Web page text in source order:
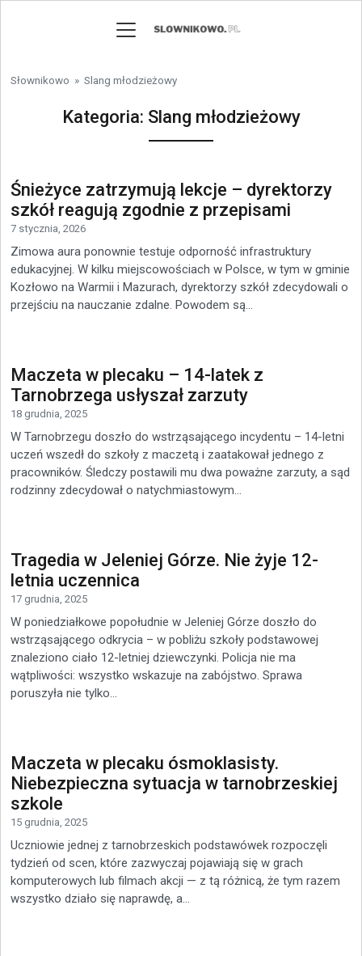
Słownikowo » Slang młodzieżowy
Kategoria: Slang młodzieżowy
Śnieżyce zatrzymują lekcje – dyrektorzy
szkół reagują zgodnie z przepisami
7 stycznia, 2026
Zimowa aura ponownie testuje odporność infrastruktury
edukacyjnej. W kilku miejscowościach w Polsce, w tym w gminie
Kozłowo na Warmii i Mazurach, dyrektorzy szkół zdecydowali o
przejściu na nauczanie zdalne. Powodem są...
Maczeta w plecaku – 14-latek z
Tarnobrzega usłyszał zarzuty
18 grudnia, 2025
W Tarnobrzegu doszło do wstrząsającego incydentu – 14-letni
uczeń wszedł do szkoły z maczetą i zaatakował jednego z
pracowników. Śledczy postawili mu dwa poważne zarzuty, a sąd
rodzinny zdecydował o natychmiastowym...
Tragedia w Jeleniej Górze. Nie żyje 12-
letnia uczennica
17 grudnia, 2025
W poniedziałkowe popołudnie w Jeleniej Górze doszło do
wstrząsającego odkrycia – w pobliżu szkoły podstawowej
znaleziono ciało 12-letniej dziewczynki. Policja nie ma
wątpliwości: wszystko wskazuje na zabójstwo. Sprawa
poruszyła nie tylko...
Maczeta w plecaku ósmoklasisty.
Niebezpieczna sytuacja w tarnobrzeskiej
szkole
15 grudnia, 2025
Uczniowie jednej z tarnobrzeskich podstawówek rozpoczęli
tydzień od scen, które zazwyczaj pojawiają się w grach
komputerowych lub filmach akcji — z tą różnicą, że tym razem
wszystko działo się naprawdę, a...